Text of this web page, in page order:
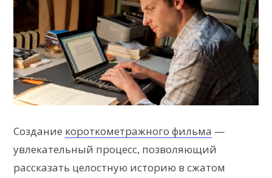
Создание короткометражного фильма —
увлекательный процесс, позволяющий
рассказать целостную историю в сжатом